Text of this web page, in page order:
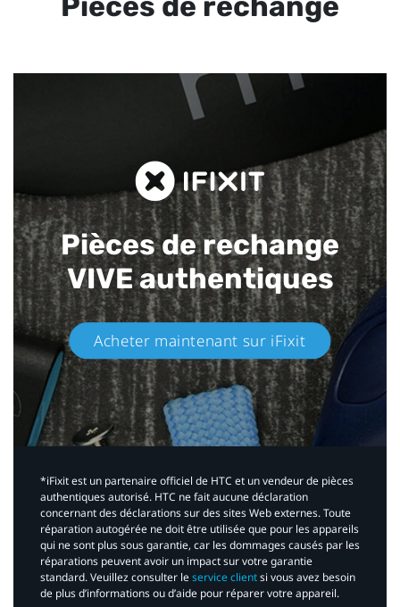
Pièces de rechange
VIVE authentiques​
Acheter maintenant sur iFixit​
*iFixit est un partenaire officiel de HTC et un vendeur de pièces
authentiques autorisé. HTC ne fait aucune déclaration
concernant des déclarations sur des sites Web externes. Toute
réparation autogérée ne doit être utilisée que pour les appareils
qui ne sont plus sous garantie, car les dommages causés par les
réparations peuvent avoir un impact sur votre garantie
standard. Veuillez consulter leservice clientsi vous avez besoin
de plus d’informations ou d’aide pour réparer votre appareil.​